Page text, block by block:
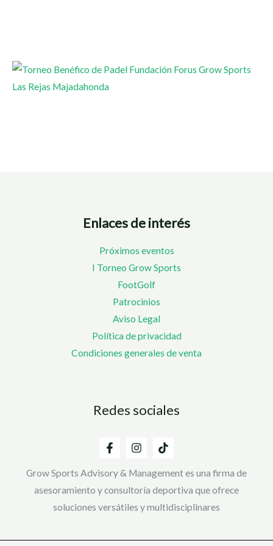
Enlaces de interés
Próximos eventos
I Torneo Grow Sports
FootGolf
Patrocinios
Aviso Legal
Política de privacidad
Condiciones generales de venta
Redes sociales
Grow Sports Advisory & Management es una firma de
asesoramiento y consultoría deportiva que ofrece
soluciones versátiles y multidisciplinares